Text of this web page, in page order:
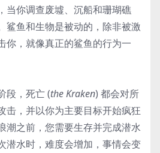
当你调查废墟、沉船和珊瑚礁
鲨鱼和生物是被动的，除非被激
你，就像真正的鲨鱼的行为一
段，死亡 (the Kraken) 都会对所
击，并以你为主要目标开始疯狂
潮之前，您需要生存并完成潜水
潜水时，难度会增加，事情会变